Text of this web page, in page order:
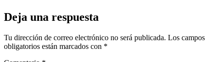
Deja una respuesta
Tu dirección de correo electrónico no será publicada. Los campos
obligatorios están marcados con *